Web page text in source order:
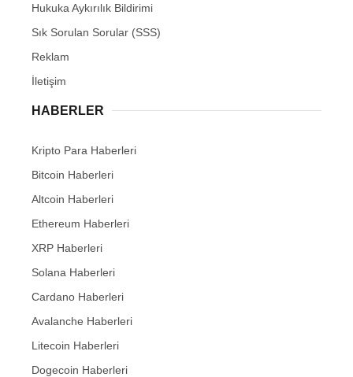
Hukuka Aykırılık Bildirimi
Sık Sorulan Sorular (SSS)
Reklam
İletişim
HABERLER
Kripto Para Haberleri
Bitcoin Haberleri
Altcoin Haberleri
Ethereum Haberleri
XRP Haberleri
Solana Haberleri
Cardano Haberleri
Avalanche Haberleri
Litecoin Haberleri
Dogecoin Haberleri